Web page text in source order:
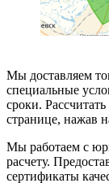
Мы доставляем
специальные
сроки.
странице, нажав
Мы работаем с
расчету.
сертификаты